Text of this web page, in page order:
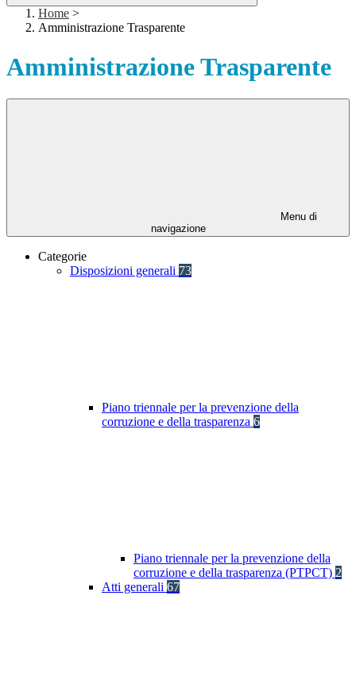
Home >
Amministrazione Trasparente
Amministrazione Trasparente
Menu di
navigazione
Categorie
Disposizioni generali 73
Piano triennale per la prevenzione della
corruzione e della trasparenza 6
Piano triennale per la prevenzione della
corruzione e della trasparenza (PTPCT) 2
Atti generali 67